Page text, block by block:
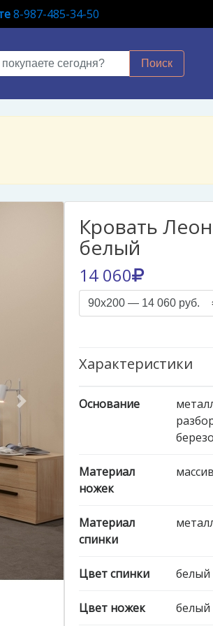
8-987-485-34-50
Поиск
Next
Кровать
белый
14 060
Характеристики
Основание
Материал
ножек
Материал
спинки
Цвет спинки белый
Цвет ножек белый